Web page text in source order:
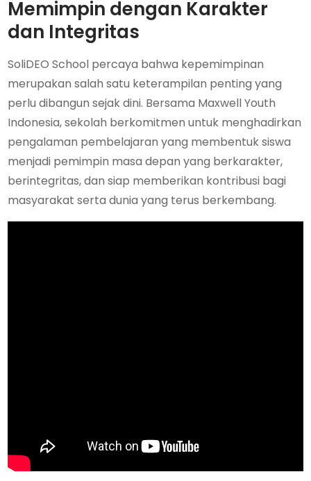
Memimpin dengan Karakter
dan Integritas
SoliDEO School percaya bahwa kepemimpinan
merupakan salah satu keterampilan penting yang
perlu dibangun sejak dini. Bersama Maxwell Youth
Indonesia, sekolah berkomitmen untuk menghadirkan
pengalaman pembelajaran yang membentuk siswa
menjadi pemimpin masa depan yang berkarakter,
berintegritas, dan siap memberikan kontribusi bagi
masyarakat serta dunia yang terus berkembang.